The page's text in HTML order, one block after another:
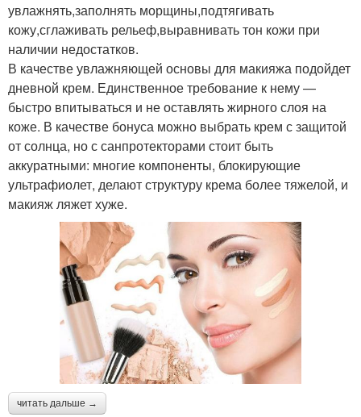
увлажнять,заполнять морщины,подтягивать
кожу,сглаживать рельеф,выравнивать тон кожи при
наличии недостатков.
В качестве увлажняющей основы для макияжа подойдет
дневной крем. Единственное требование к нему —
быстро впитываться и не оставлять жирного слоя на
коже. В качестве бонуса можно выбрать крем с защитой
от солнца, но с санпротекторами стоит быть
аккуратными: многие компоненты, блокирующие
ультрафиолет, делают структуру крема более тяжелой, и
макияж ляжет хуже.
читать дальше →